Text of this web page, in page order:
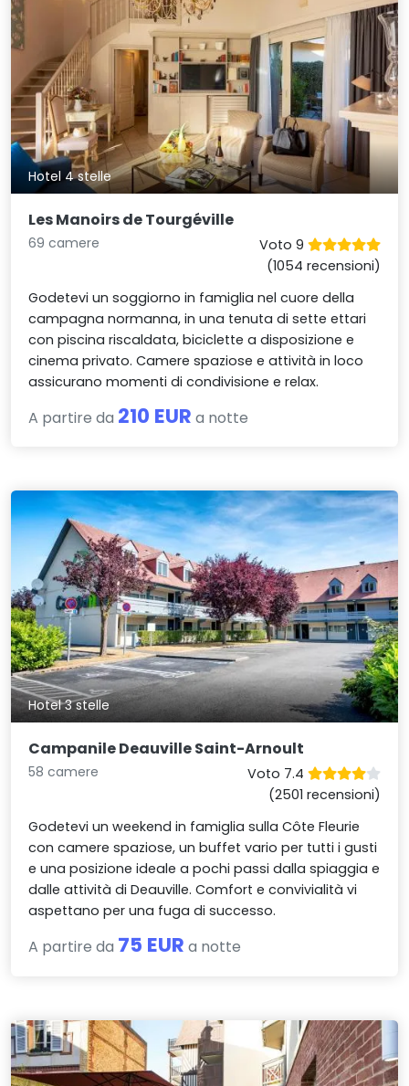
Hotel 4 stelle
Les Manoirs de Tourgéville
69 camere
Voto 9
(1054 recensioni)
Godetevi un soggiorno in famiglia nel cuore della
campagna normanna, in una tenuta di sette ettari
con piscina riscaldata, biciclette a disposizione e
cinema privato. Camere spaziose e attività in loco
assicurano momenti di condivisione e relax.
A partire da 210 EUR a notte
Hotel 3 stelle
Campanile Deauville Saint-Arnoult
58 camere
Voto 7.4
(2501 recensioni)
Godetevi un weekend in famiglia sulla Côte Fleurie
con camere spaziose, un buffet vario per tutti i gusti
e una posizione ideale a pochi passi dalla spiaggia e
dalle attività di Deauville. Comfort e convivialità vi
aspettano per una fuga di successo.
A partire da 75 EUR a notte